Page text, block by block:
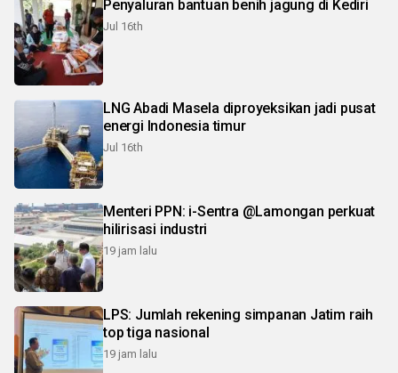
Penyaluran bantuan benih jagung di Kediri
Jul 16th
LNG Abadi Masela diproyeksikan jadi pusat
energi Indonesia timur
Jul 16th
Menteri PPN: i-Sentra @Lamongan perkuat
hilirisasi industri
19 jam lalu
LPS: Jumlah rekening simpanan Jatim raih
top tiga nasional
19 jam lalu